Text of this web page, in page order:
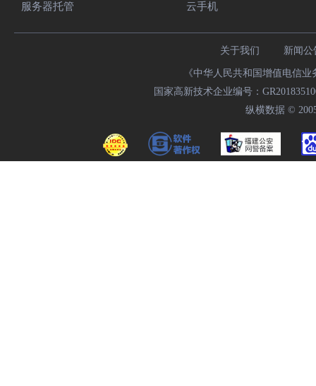
服务器托管
云手机
关于我们 新闻公
《中华人民共和国增值电信
国家高新技术企业编号：
纵横数据 ©